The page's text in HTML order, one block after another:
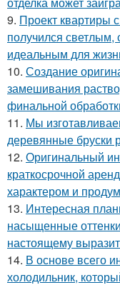
9. Проект квартиры
получился
идеальным для
10. Создание
замешивания
финальной
11. Мы
деревянные бруски
12. Оригинальный
краткосрочной
характером и
13. Интересная
насыщенные
настоящему
14. В основе всего
холодильник,